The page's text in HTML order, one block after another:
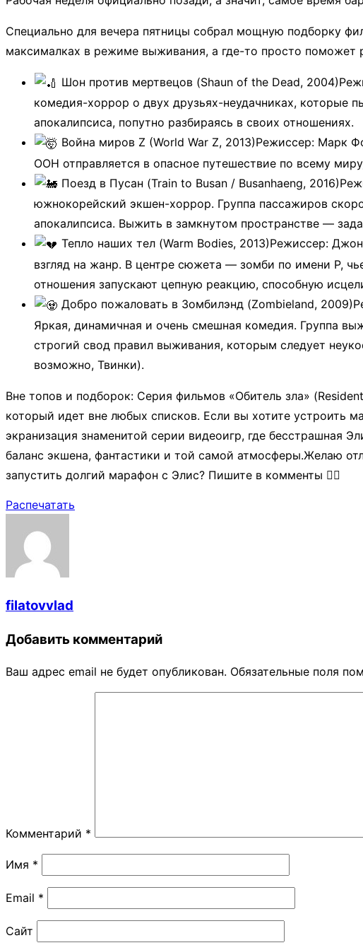
​Специально для вечера пятницы собрал мощную подборку
максималках в режиме выживания, а где-то просто поможет
Шон против мертвецов (Shaun of the Dead,
комедия-хоррор о двух друзьях-неудачниках, которые
апокалипсиса, попутно разбираясь в своих отношениях.​
Война миров Z (World War Z, 2013)​Режиссер: Марк
ООН отправляется в опасное путешествие по всему
Поезд в Пусан (Train to Busan / Busanhaeng,
южнокорейский экшен-хоррор. Группа пассажиров
апокалипсиса. Выжить в замкнутом пространстве —
Тепло наших тел (Warm Bodies, 2013)​Режиссер:
взгляд на жанр. В центре сюжета — зомби по имени Р,
отношения запускают цепную реакцию, способную
Добро пожаловать в Зомбилэнд (Zombieland,
Яркая, динамичная и очень смешная комедия. Группа
строгий свод правил выживания, которым следует
возможно, Твинки).​
Вне топов и подборок: Серия фильмов «Обитель зла»
который идет вне любых списков. Если вы хотите устроить
экранизация знаменитой серии видеоигр, где бесстрашная
баланс экшена, фантастики и той самой атмосферы.​Желаю
запустить долгий марафон с Элис? Пишите в комменты 👇🏻
Распечатать
filatovvlad
Добавить комментарий
Ваш адрес email не будет опубликован. Обязательные поля
Комментарий *
Имя *
Email *
Сайт